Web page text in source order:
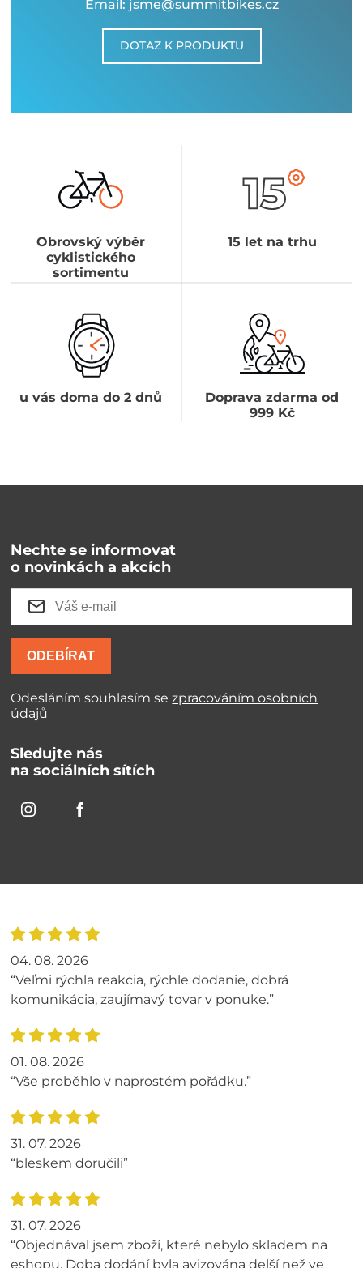
Email: jsme@summitbikes.cz
DOTAZ K PRODUKTU
Obrovský výběr
cyklistického
sortimentu
15 let na trhu
u vás doma do 2 dnů
Doprava zdarma od
999 Kč
Nechte se informovat
o novinkách a akcích
ODEBÍRAT
Odesláním souhlasím sezpracováním osobních
údajů
Sledujte nás
na sociálních sítích
04. 08. 2026
“Veľmi rýchla reakcia, rýchle dodanie, dobrá
komunikácia, zaujímavý tovar v ponuke.”
01. 08. 2026
“Vše proběhlo v naprostém pořádku.”
31. 07. 2026
“bleskem doručili”
31. 07. 2026
“Objednával jsem zboží, které nebylo skladem na
eshopu. Doba dodání byla avizována delší než ve